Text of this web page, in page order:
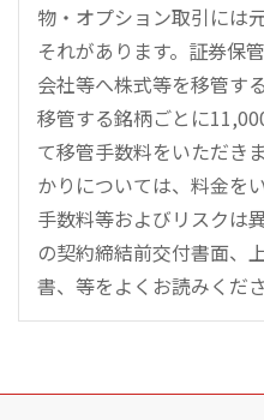
物・オプション取引には
それがあります。証券保
会社等へ株式等を移管す
移管する銘柄ごとに
て移管手数料をいただき
かりについては、料金を
手数料等およびリスクは
の契約締結前交付書面、
書、等をよくお読みくださ
こ